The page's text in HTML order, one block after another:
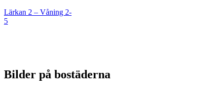
Lärkan 2 – Våning 2-
5
Bilder på bostäderna